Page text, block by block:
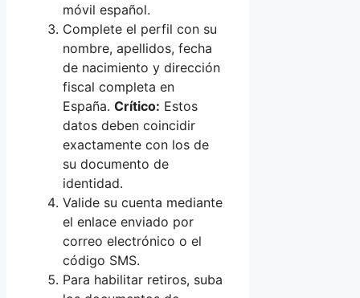
móvil español.
Complete el perfil con su
nombre, apellidos, fecha
de nacimiento y dirección
fiscal completa en
España. Crítico: Estos
datos deben coincidir
exactamente con los de
su documento de
identidad.
Valide su cuenta mediante
el enlace enviado por
correo electrónico o el
código SMS.
Para habilitar retiros, suba